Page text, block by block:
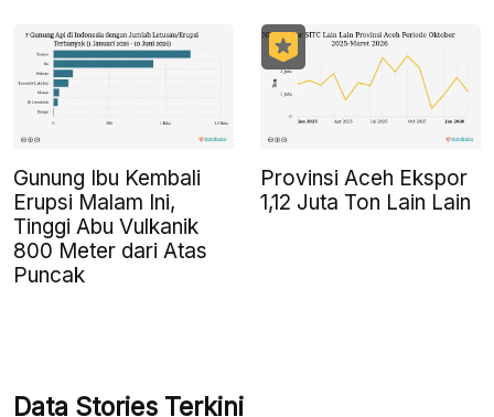
Gunung Ibu Kembali
Erupsi Malam Ini,
Tinggi Abu Vulkanik
800 Meter dari Atas
Puncak
Provinsi Aceh Ekspor
1,12 Juta Ton Lain Lain
Data Stories Terkini